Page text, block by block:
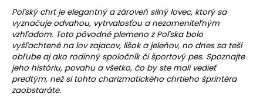
Poľský chrt je elegantný a zároveň silný lovec, ktorý sa
vyznačuje odvahou, vytrvalosťou a nezameniteľným
vzhľadom. Toto pôvodnéplemeno z Poľska bolo
vyšľachtené na lov zajacov, líšok a jeleňov, no dnes sa teší
obľube aj ako rodinný spoločník či športový pes. Spoznajte
jeho históriu, povahu a všetko, čo by ste mali vedieť
predtým, než si tohto charizmatického chrtieho šprintéra
zaobstaráte.
j
s
ť
?